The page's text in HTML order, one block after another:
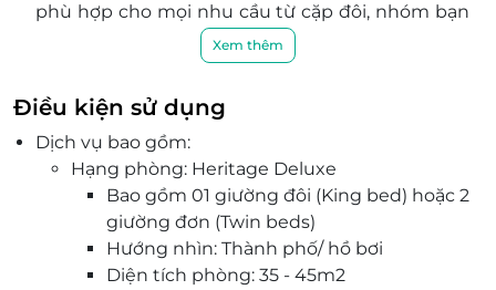
phù hợp cho mọi nhu cầu từ cặp đôi, nhóm bạn
cho đến gia đình. Đi kèm với phòng nghỉ là bữa
sáng chuẩn quốc tế, miễn phí sử dụng hồ bơi vô
cực, cùng với phòng tập gym hiện đại và phòng
sauna để phục hồi năng lượng và thư giãn hoàn
hảo.
The IMPERIAL Vung Tau Hotel cung cấp nhiều
tiện nghi giải trí như CLB bãi biển, spa cao cấp và
trung tâm thể dục. Khách sạn có lễ tân 24 giờ,
dịch vụ giữ hành lý và chỗ đỗ xe miễn phí.
Nhà hàng Dining Restaurant phục vụ các món
Xem thêm
Điều kiện sử dụng
Dịch vụ bao gồm:
Hạng phòng: Heritage Deluxe
Bao gồm 01 giường đôi (King bed) hoặc 2
giường đơn (Twin beds)
Hướng nhìn: Thành phố/ hồ bơi
Diện tích phòng: 35 - 45m2